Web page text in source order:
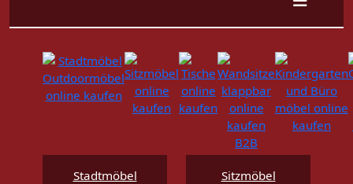
Stadtmöbel Sitzmöbel